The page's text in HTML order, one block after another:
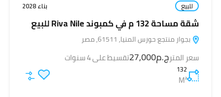
للبيع بناء 2028
شقة مساحة 132 م في كمبوند Riva Nile للبيع
بجوار منتجع حورس المنيا, 61511, مصر
سعر المترج.م27,000 تقسيط على 4 سنوات
132
M²